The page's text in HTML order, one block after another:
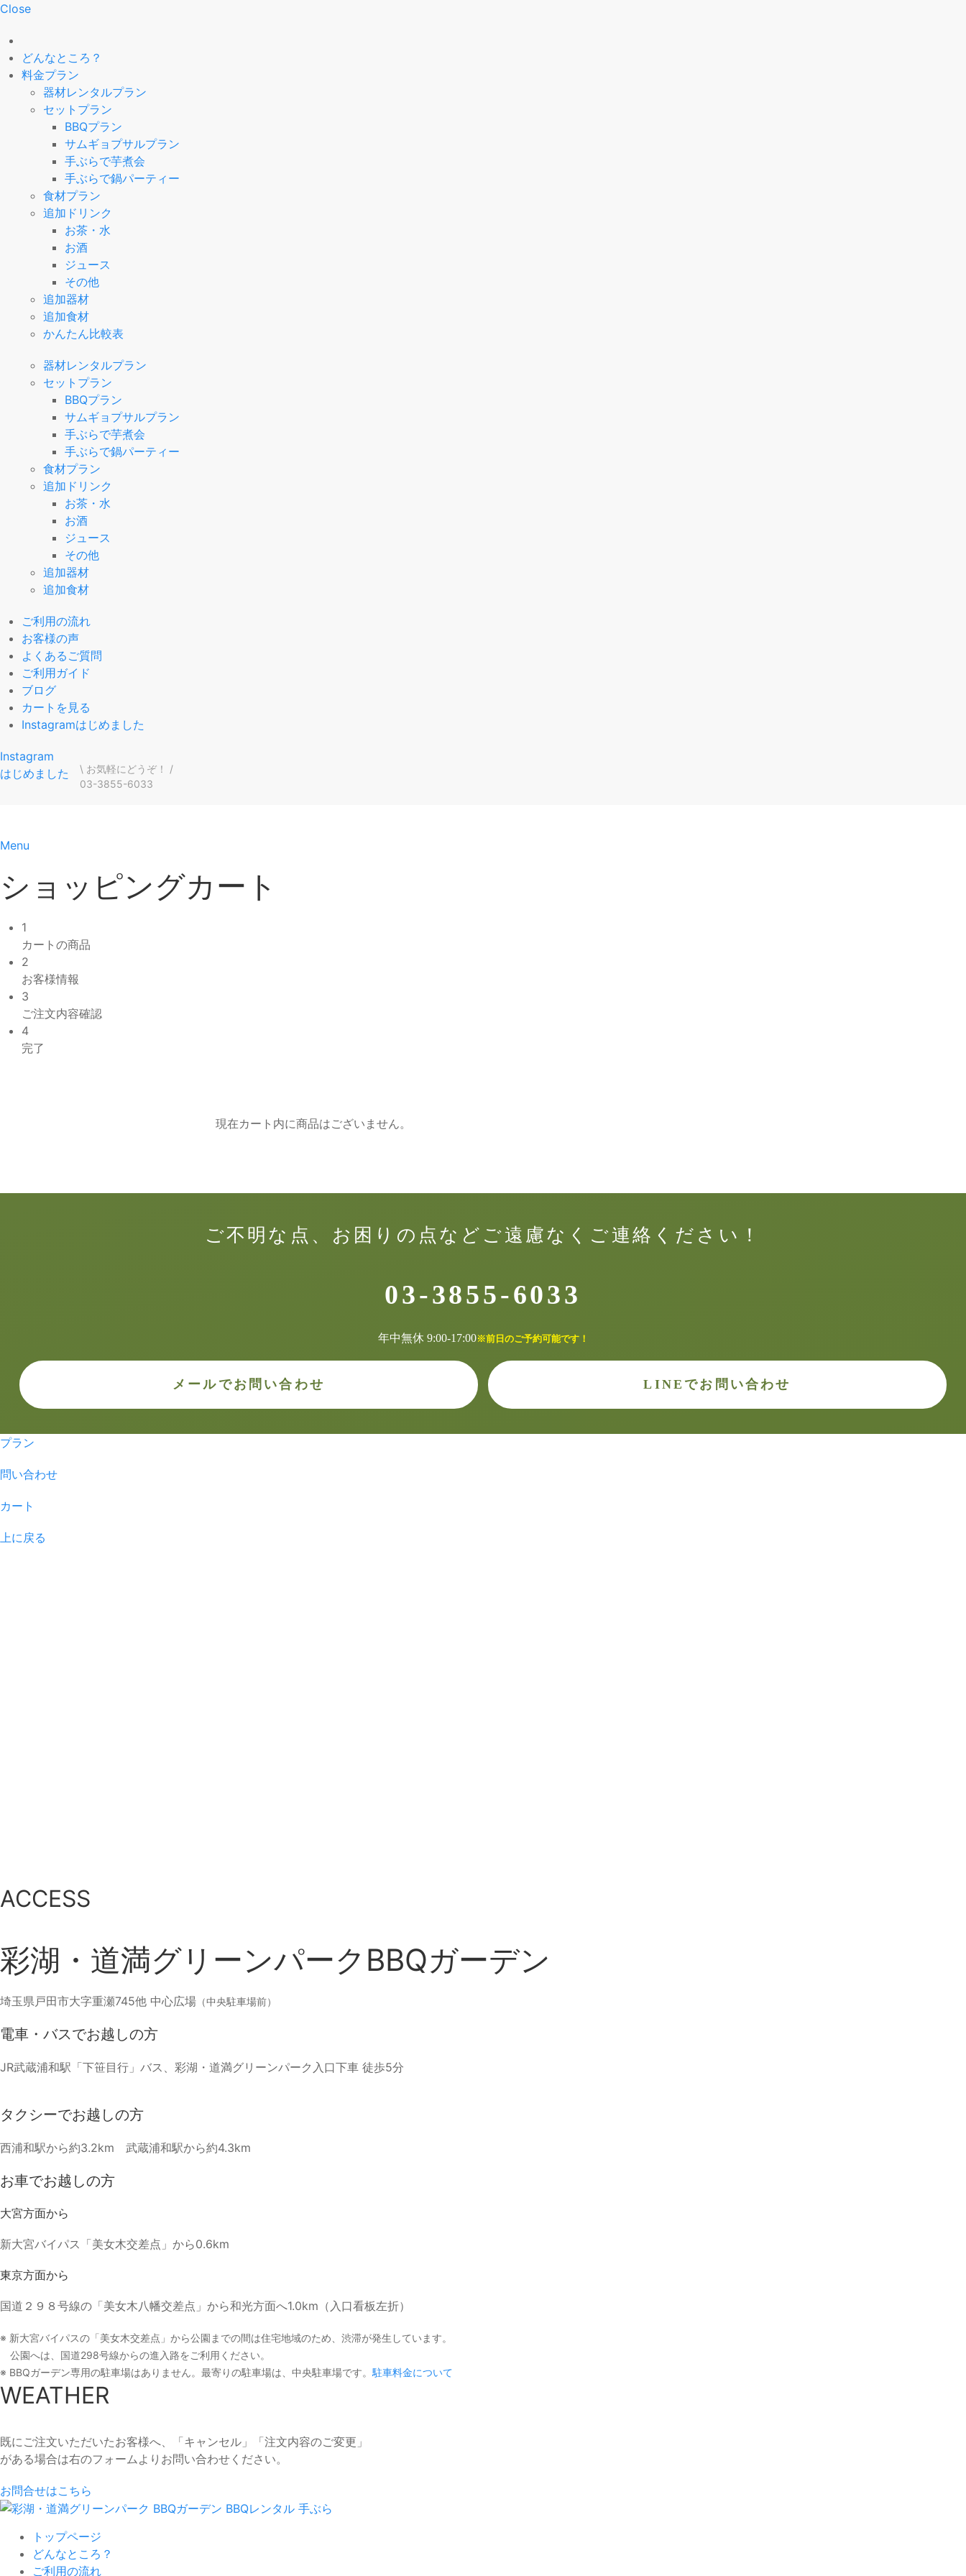
Close
どんなところ？
料金プラン
器材レンタルプラン
セットプラン
BBQプラン
サムギョプサルプラン
手ぶらで芋煮会
手ぶらで鍋パーティー
食材プラン
追加ドリンク
お茶・水
お酒
ジュース
その他
追加器材
追加食材
かんたん比較表
器材レンタルプラン
セットプラン
BBQプラン
サムギョプサルプラン
手ぶらで芋煮会
手ぶらで鍋パーティー
食材プラン
追加ドリンク
お茶・水
お酒
ジュース
その他
追加器材
追加食材
ご利用の流れ
お客様の声
よくあるご質問
ご利用ガイド
ブログ
カートを見る
Instagramはじめました
Instagram
はじめました
\ お気軽にどうぞ！ /
03-3855-6033
Menu
ショッピングカート
1
カートの商品
2
お客様情報
3
ご注文内容確認
4
完了
現在カート内に商品はございません。
ご不明な点、お困りの点などご遠慮なくご連絡ください！
03-3855-6033
年中無休 9:00-17:00※前日のご予約可能です！
メールでお問い合わせ LINEでお問い合わせ
プラン
問い合わせ
カート
上に戻る
ACCESS
彩湖・道満グリーンパークBBQガーデン
埼玉県戸田市大字重瀬745他 中心広場 （中央駐車場前）
電車・バスでお越しの方
JR武蔵浦和駅「下笹目行」バス、彩湖・道満グリーンパーク入口下車 徒歩5分
タクシーでお越しの方
西浦和駅から約3.2km 武蔵浦和駅から約4.3km
お車でお越しの方
大宮方面から
新大宮バイパス「美女木交差点」から0.6km
東京方面から
国道２９８号線の「美女木八幡交差点」から和光方面へ1.0km（入口看板左折）
※ 新大宮バイパスの「美女木交差点」から公園までの間は住宅地域のため、渋滞が発生しています。
公園へは、国道298号線からの進入路をご利用ください。
※ BBQガーデン専用の駐車場はありません。最寄りの駐車場は、中央駐車場です。 駐車料金について
WEATHER
既にご注文いただいたお客様へ、「キャンセル」「注文内容のご変更」
がある場合は右のフォームよりお問い合わせください。
お問合せはこちら
トップページ
どんなところ？
ご利用の流れ